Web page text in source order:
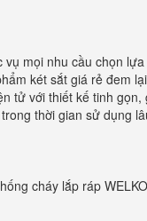
mọi nhu cầu chọn
két sắt giá rẻ đem
tử với thiết kế tinh gọn,
thời gian sử dụng
cháy lắp ráp